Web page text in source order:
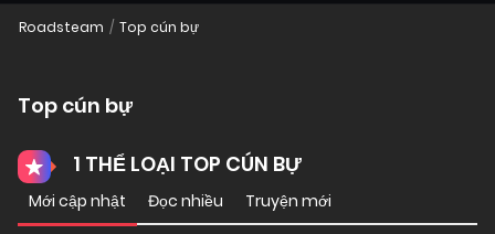
Roadsteam Top cún bự
Top cún bự
1 THỂ LOẠI TOP CÚN BỰ
Mới cập nhật Đọc nhiều Truyện mới